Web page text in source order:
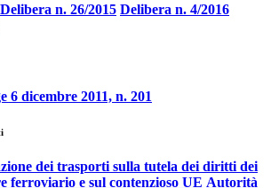
Delibera n. 26/2015 Delibera n. 4/2016
6 dicembre 2011, n. 201
dei trasporti sulla tutela dei diritti dei
ferroviario e sul contenzioso UE Autorità